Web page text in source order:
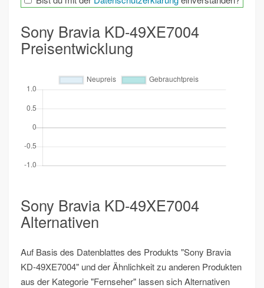
Sony Bravia KD-49XE7004
Preisentwicklung
Sony Bravia KD-49XE7004
Alternativen
Auf Basis des Datenblattes des Produkts "Sony Bravia
KD-49XE7004" und der Ähnlichkeit zu anderen Produkten
aus der Kategorie "Fernseher" lassen sich Alternativen